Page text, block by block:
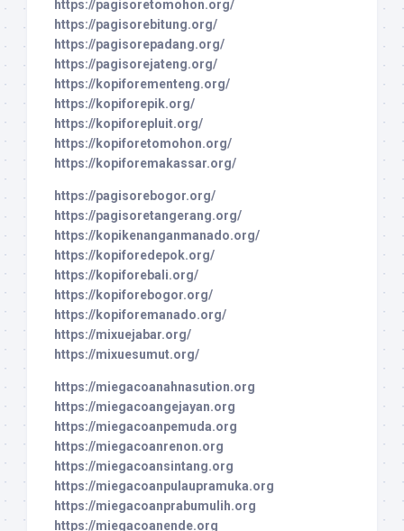
https://pagisoretomohon.org/
https://pagisorebitung.org/
https://pagisorepadang.org/
https://pagisorejateng.org/
https://kopiforementeng.org/
https://kopiforepik.org/
https://kopiforepluit.org/
https://kopiforetomohon.org/
https://kopiforemakassar.org/
https://pagisorebogor.org/
https://pagisoretangerang.org/
https://kopikenanganmanado.org/
https://kopiforedepok.org/
https://kopiforebali.org/
https://kopiforebogor.org/
https://kopiforemanado.org/
https://mixuejabar.org/
https://mixuesumut.org/
https://miegacoanahnasution.org
https://miegacoangejayan.org
https://miegacoanpemuda.org
https://miegacoanrenon.org
https://miegacoansintang.org
https://miegacoanpulaupramuka.org
https://miegacoanprabumulih.org
https://miegacoanende.org